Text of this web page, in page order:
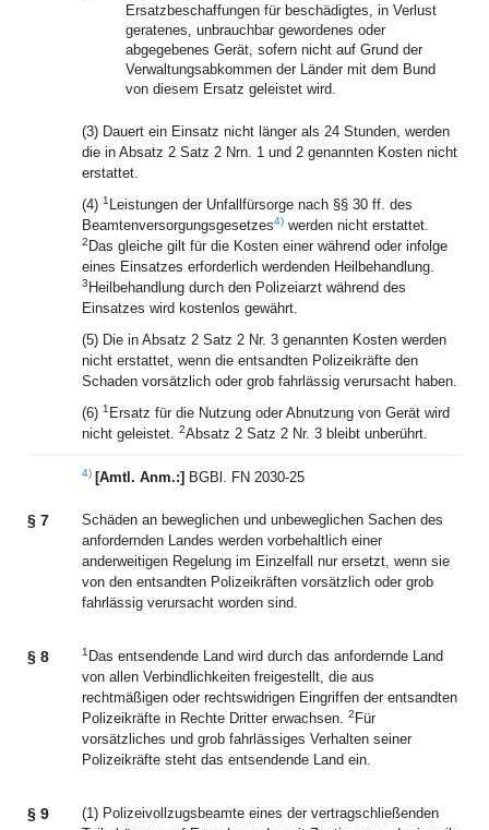
Ersatzbeschaffungen für beschädigtes, in Verlust
geratenes, unbrauchbar gewordenes oder
abgegebenes Gerät, sofern nicht auf Grund der
Verwaltungsabkommen der Länder mit dem Bund
von diesem Ersatz geleistet wird.
(3) Dauert ein Einsatz nicht länger als 24 Stunden, werden
die in Absatz 2 Satz 2 Nrn. 1 und 2 genannten Kosten nicht
erstattet.
(4) 1 Leistungen der Unfallfürsorge nach §§ 30 ff. des
Beamtenversorgungsgesetzes4) werden nicht erstattet.
2 Das gleiche gilt für die Kosten einer während oder infolge
eines Einsatzes erforderlich werdenden Heilbehandlung.
3 Heilbehandlung durch den Polizeiarzt während des
Einsatzes wird kostenlos gewährt.
(5) Die in Absatz 2 Satz 2 Nr. 3 genannten Kosten werden
nicht erstattet, wenn die entsandten Polizeikräfte den
Schaden vorsätzlich oder grob fahrlässig verursacht haben.
(6) 1 Ersatz für die Nutzung oder Abnutzung von Gerät wird
nicht geleistet. 2Absatz 2 Satz 2 Nr. 3 bleibt unberührt.
4) [Amtl. Anm.:] BGBl. FN 2030-25
§ 7
Schäden an beweglichen und unbeweglichen Sachen des
anfordernden Landes werden vorbehaltlich einer
anderweitigen Regelung im Einzelfall nur ersetzt, wenn sie
von den entsandten Polizeikräften vorsätzlich oder grob
fahrlässig verursacht worden sind.
§ 8 1 Das entsendende Land wird durch das anfordernde Land
von allen Verbindlichkeiten freigestellt, die aus
rechtmäßigen oder rechtswidrigen Eingriffen der entsandten
Polizeikräfte in Rechte Dritter erwachsen. 2 Für
vorsätzliches und grob fahrlässiges Verhalten seiner
Polizeikräfte steht das entsendende Land ein.
§ 9
(1) Polizeivollzugsbeamte eines der vertragschließenden